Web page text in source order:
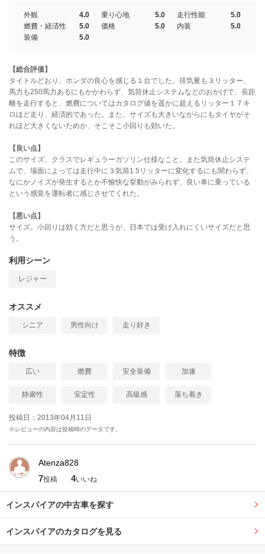
外観 4.0 乗り心地 5.0 走行性能
5.0
燃費・経済性
5.0 価格 5.0 内装
5.0
装備
5.0
【総合評価】
タイトルどおり、ホンダの良心を感じる１台でした。排気量も３リッター、
馬力も250馬力あるにもかかわらず、気筒休止システムなどのおかげで、長距
離を走行すると、燃費についてはカタログ値を遥かに超えるリッター１７キ
ロほど走り、経済的であった。また、サイズも大きいながらにもタイヤがそ
れほど大きくないためか、そこそこ小回りも効いた。
【良い点】
このサイズ、クラスでレギュラーガソリン仕様なこと。また気筒休止システ
ムで、場面によっては走行中に３気筒1.5リッターに変化するにも関わらず、
なにかノイズが発生するとか不愉快な挙動がみられず、良い車に乗っている
という感覚を運転者に感じさせてくれた。
【悪い点】
サイズ。小回りは効く方だと思うが、日本では受け入れにくいサイズだと思
う。
利用シーン
レジャー
オススメ
シニア 男性向け 走り好き
特徴
広い 燃費 安全装備 加速
静粛性 安定性 高級感 落ち着き
投稿日：2013年04月11日
※レビューの内容は投稿時のデータです。
Atenza828
7投稿 4いいね
インスパイアの中古車を探す
インスパイアのカタログを見る